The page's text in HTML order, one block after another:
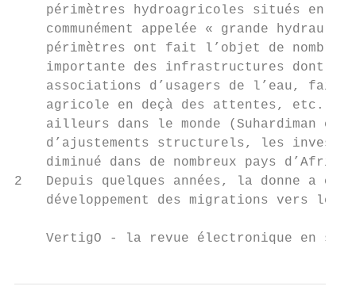
périmètres hydroagricoles situés en
communément appelée « grande
périmètres ont fait l’objet de
importante des infrastructures dont
associations d’usagers de l’eau,
agricole en deçà des attentes, etc.
ailleurs dans le monde (Suhardiman et
d’ajustements structurels, les
diminué dans de nombreux pays
2   Depuis quelques années, la donne a
développement des migrations vers le
VertigO - la revue électronique en